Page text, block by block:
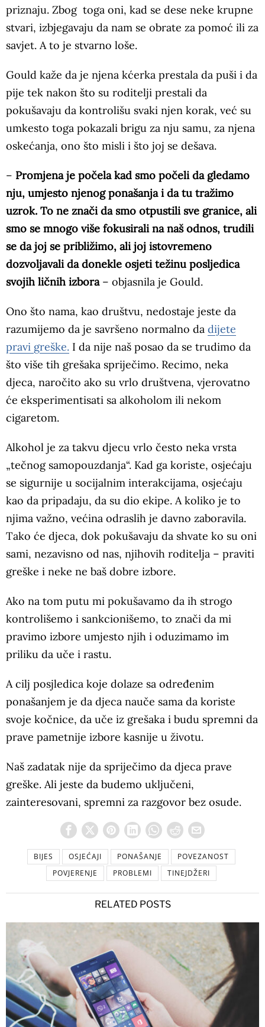
priznaju. Zbog toga oni, kad se dese neke krupne
stvari, izbjegavaju da nam se obrate za pomoć ili za
savjet. A to je stvarno loše.
Gould kaže da je njena kćerka prestala da puši i da
pije tek nakon što su roditelji prestali da
pokušavaju da kontrolišu svaki njen korak, već su
umkesto toga pokazali brigu za nju samu, za njena
oskećanja, ono što misli i što joj se dešava.
– Promjena je počela kad smo počeli da gledamo
nju, umjesto njenog ponašanja i da tu tražimo
uzrok. To ne znači da smo otpustili sve granice, ali
smo se mnogo više fokusirali na naš odnos, trudili
se da joj se približimo, ali joj istovremeno
dozvoljavali da donekle osjeti težinu posljedica
svojih ličnih izbora – objasnila je Gould.
Ono što nama, kao društvu, nedostaje jeste da
razumijemo da je savršeno normalno da dijete
pravi greške. I da nije naš posao da se trudimo da
što više tih grešaka spriječimo. Recimo, neka
djeca, naročito ako su vrlo društvena, vjerovatno
će eksperimentisati sa alkoholom ili nekom
cigaretom.
Alkohol je za takvu djecu vrlo često neka vrsta
„tečnog samopouzdanja“. Kad ga koriste, osjećaju
se sigurnije u socijalnim interakcijama, osjećaju
kao da pripadaju, da su dio ekipe. A koliko je to
njima važno, većina odraslih je davno zaboravila.
Tako će djeca, dok pokušavaju da shvate ko su oni
sami, nezavisno od nas, njihovih roditelja – praviti
greške i neke ne baš dobre izbore.
Ako na tom putu mi pokušavamo da ih strogo
kontrolišemo i sankcionišemo, to znači da mi
pravimo izbore umjesto njih i oduzimamo im
priliku da uče i rastu.
A cilj posjledica koje dolaze sa određenim
ponašanjem je da djeca nauče sama da koriste
svoje kočnice, da uče iz grešaka i budu spremni da
prave pametnije izbore kasnije u životu.
Naš zadatak nije da spriječimo da djeca prave
greške. Ali jeste da budemo uključeni,
zainteresovani, spremni za razgovor bez osude.
BIJES OSJEĆAJI PONAŠANJE
POVEZANOST
POVJERENJE
PROBLEMI TINEJDŽERI
RELATED POSTS